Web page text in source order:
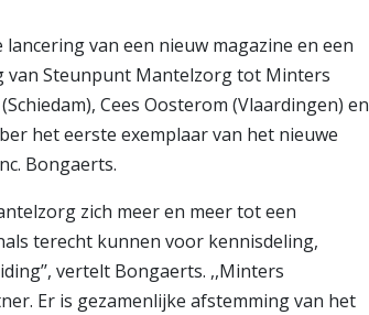
lancering van een nieuw magazine en een
Steunpunt Mantelzorg tot Minters
Cees Oosterom (Vlaardingen) en
het eerste exemplaar van het nieuwe
Bongaerts.
zich meer en meer tot een
terecht kunnen voor kennisdeling,
vertelt Bongaerts. ,,Minters
Er is gezamenlijke afstemming van het